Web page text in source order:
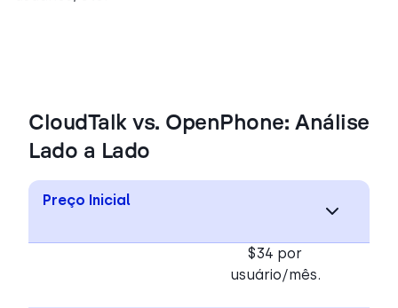
CloudTalk vs. OpenPhone: Análise
Lado a Lado
Preço Inicial
$34 por
usuário/mês.